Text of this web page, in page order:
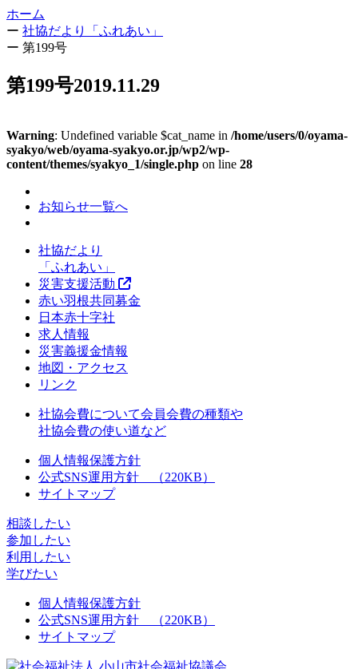
ホーム
ー 社協だより「ふれあい」
ー 第199号
第199号2019.11.29
Warning: Undefined variable $cat_name in /home/users/0/oyama-
syakyo/web/oyama-syakyo.or.jp/wp2/wp-
content/themes/syakyo_1/single.php on line 28
お知らせ一覧へ
社協だより
「ふれあい」
災害支援活動
赤い羽根共同募金
日本赤十字社
求人情報
災害義援金情報
地図・アクセス
リンク
社協会費について会員会費の種類や
社協会費の使い道など
個人情報保護方針
公式SNS運用方針 （220KB）
サイトマップ
相談したい
参加したい
利用したい
学びたい
個人情報保護方針
公式SNS運用方針 （220KB）
サイトマップ